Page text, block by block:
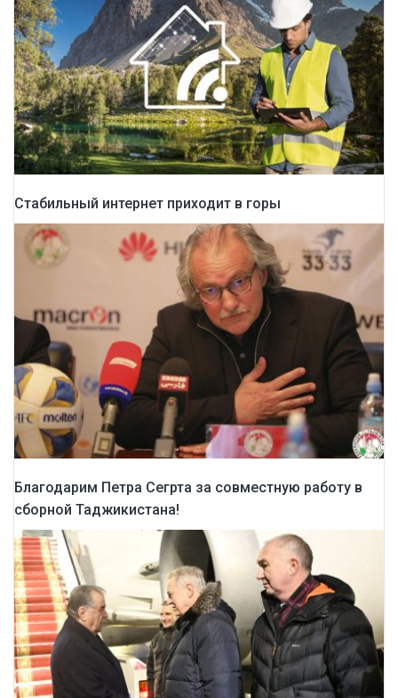
Стабильный интернет приходит в горы
Благодарим Петра Сегрта за совместную работу в
сборной Таджикистана!